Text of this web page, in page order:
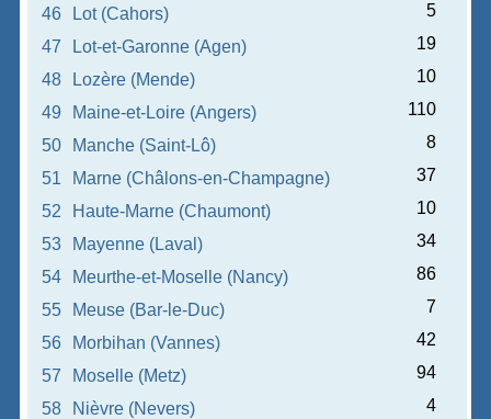
46
Lot (Cahors)
5
47
Lot-et-Garonne (Agen)
19
48
Lozère (Mende)
10
49
Maine-et-Loire (Angers)
110
50
Manche (Saint-Lô)
8
51
Marne (Châlons-en-Champagne)
37
52
Haute-Marne (Chaumont)
10
53
Mayenne (Laval)
34
54
Meurthe-et-Moselle (Nancy)
86
55
Meuse (Bar-le-Duc)
7
56
Morbihan (Vannes)
42
57
Moselle (Metz)
94
58
Nièvre (Nevers)
4